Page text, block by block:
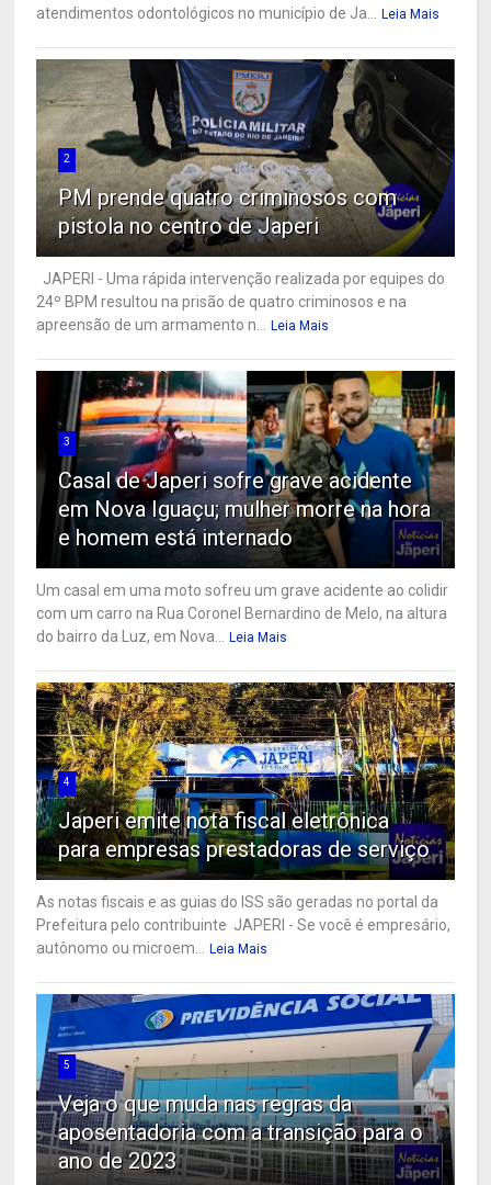
atendimentos odontológicos no município de Ja... Leia Mais
2
PM prende quatro criminosos com
pistola no centro de Japeri
JAPERI - Uma rápida intervenção realizada por equipes do
24º BPM resultou na prisão de quatro criminosos e na
apreensão de um armamento n...
Leia Mais
3
Casal de Japeri sofre grave acidente
em Nova Iguaçu; mulher morre na hora
e homem está internado
Um casal em uma moto sofreu um grave acidente ao colidir
com um carro na Rua Coronel Bernardino de Melo, na altura
do bairro da Luz, em Nova...
Leia Mais
4
Japeri emite nota fiscal eletrônica
para empresas prestadoras de serviço
As notas fiscais e as guias do ISS são geradas no portal da
Prefeitura pelo contribuinte JAPERI - Se você é empresário,
autônomo ou microem...
Leia Mais
5
Veja o que muda nas regras da
aposentadoria com a transição para o
ano de 2023